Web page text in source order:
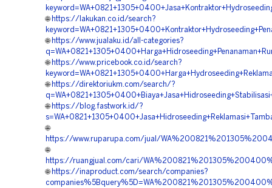
🌐 https://lakukan.co.id/search?
🌐 https://www.jualaku.id/all-categories?
🌐 https://www.pricebook.co.id/search?
🌐 https://direktoriukm.com/search/?
🌐 https://blog.fastwork.id/?
🌐
https://www.ruparupa.com/jual/
🌐
https://ruangjual.com/cari/
🌐 https://inaproduct.com/search/companies?